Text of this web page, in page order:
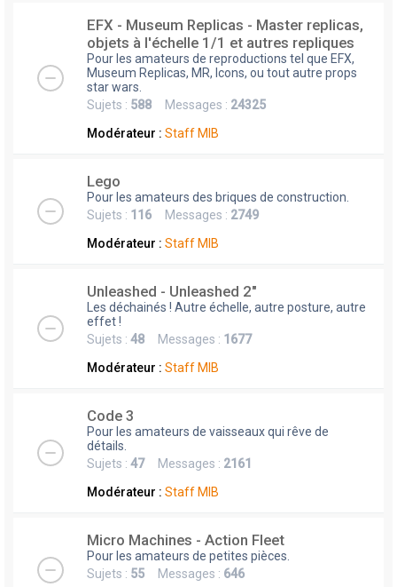
EFX - Museum Replicas - Master replicas,
objets à l'échelle 1/1 et autres repliques
Pour les amateurs de reproductions tel que EFX,
Museum Replicas, MR, Icons, ou tout autre props
star wars.
Sujets : 588 Messages : 24325
Modérateur : Staff MIB
Lego
Pour les amateurs des briques de construction.
Sujets : 116 Messages : 2749
Modérateur : Staff MIB
Unleashed - Unleashed 2"
Les déchainés ! Autre échelle, autre posture, autre
effet !
Sujets : 48 Messages : 1677
Modérateur : Staff MIB
Code 3
Pour les amateurs de vaisseaux qui rêve de
détails.
Sujets : 47Messages : 2161
Modérateur : Staff MIB
Micro Machines - Action Fleet
Pour les amateurs de petites pièces.
Sujets : 55 Messages : 646